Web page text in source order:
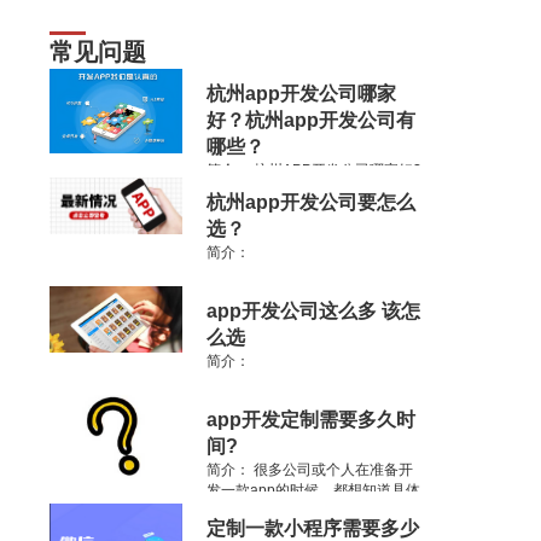
常见问题
杭州app开发公司哪家
好？杭州app开发公司有
哪些？
简介：
杭州APP开发公司哪家好?
杭州APP外包公司有哪些，杭州软
件公司排名如何?以往想要在杭州
开发手机APP软件不得不有这些疑
惑.
杭州app开发公司要怎么
选？
简介：
app开发公司这么多 该怎
么选
简介：
app开发定制需要多久时
间?
简介： 很多公司或个人在准备开
发一款app的时候，都想知道具体
一个统一的答案，就像是装修一个
定制一款小程序需要多少